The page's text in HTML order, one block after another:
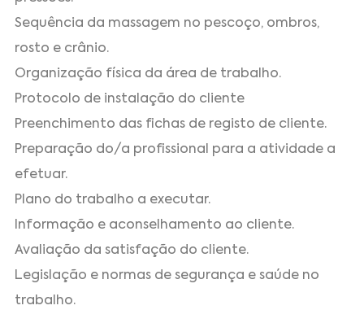
Sequência da massagem no pescoço, ombros,
rosto e crânio.
Organização física da área de trabalho.
Protocolo de instalação do cliente
Preenchimento das fichas de registo de cliente.
Preparação do/a profissional para a atividade a
efetuar.
Plano do trabalho a executar.
Informação e aconselhamento ao cliente.
Avaliação da satisfação do cliente.
Legislação e normas de segurança e saúde no
trabalho.